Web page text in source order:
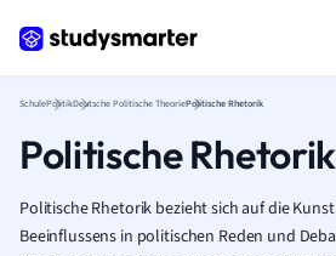
SchulePolitikDeutsche Politische TheoriePolitische Rhetorik
Politische Rhetorik
Politische Rhetorik bezieht sich auf die
Beeinflussens in politischen Reden und